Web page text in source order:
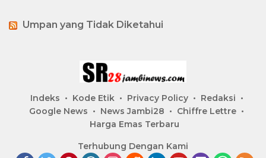
Umpan yang Tidak Diketahui
Indeks Kode Etik Privacy Policy
Redaksi
Google News
News Jambi28
Chiffre Lettre
Harga Emas Terbaru
Terhubung Dengan Kami